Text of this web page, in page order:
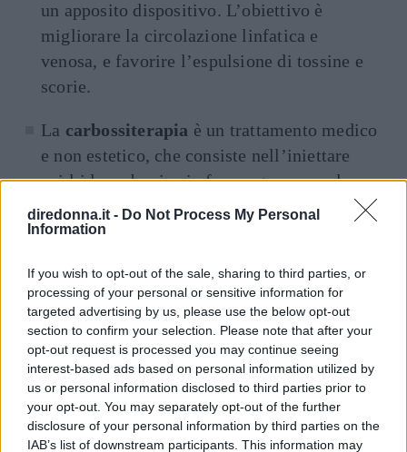
diredonna.it - Do Not Process My Personal
Information
If you wish to opt-out of the sale, sharing to third parties, or
processing of your personal or sensitive information for
targeted advertising by us, please use the below opt-out
section to confirm your selection. Please note that after your
opt-out request is processed you may continue seeing
interest-based ads based on personal information utilized by
us or personal information disclosed to third parties prior to
your opt-out. You may separately opt-out of the further
disclosure of your personal information by third parties on the
IAB’s list of downstream participants. This information may
un apposito dispositivo. L’obiettivo è
migliorare la circolazione linfatica e
venosa, e favorire l’espulsione di tossine e
scorie.
La carbossiterapia è un trattamento medico
e non estetico, che consiste nell’iniettare
anidride carbonica in forma gassosa nel
tessuto sottocutaneo. Questo trattamento è
particolarmente efficace perché migliora
motivo è utile nel combattere la cellulite,
soprattutto quella in forma più grave.
Laradiofrequenzaper il corpo permette di
ridurre la cellulite, migliorando l’aspetto
della pelle. Questo trattamento consiste
nell’emettere, sulle zone da trattare, delle